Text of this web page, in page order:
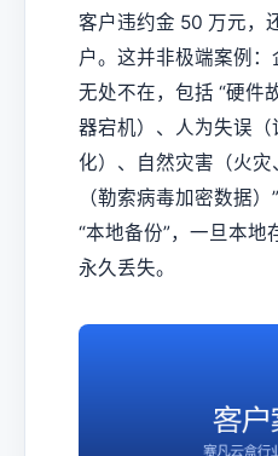
客户违约金 50 万元，
户。这并非极端案例
无处不在，包括 “硬件
器宕机）、人为失误
化）、自然灾害（火
（勒索病毒加密数据
“本地备份”，一旦本
永久丢失。